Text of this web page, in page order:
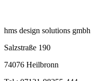
hms design solutions gmbh
Salzstraße 190
74076 Heilbronn